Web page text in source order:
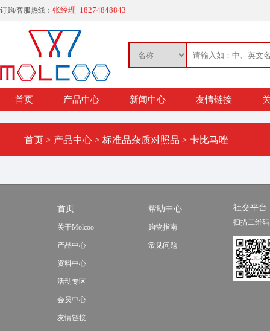
订购/客服热线： 张经理 18274848843
首页 产品中心 新闻中心 友情链接
首页 > 产品中心 > 标准品杂质对照品 > 卡比马唑
首页
关于Molcoo
产品中心
资料中心
活动专区
会员中心
友情链接
帮助中心
购物指南
常见问题
社交平台
扫描二维